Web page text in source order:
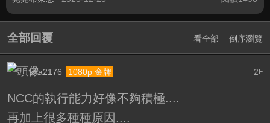
全部回覆 看全部 倒序瀏覽
2 F
sna2176 1080p 金牌
NCC的執行能力好像不夠積極....
再加上很多種種原因....